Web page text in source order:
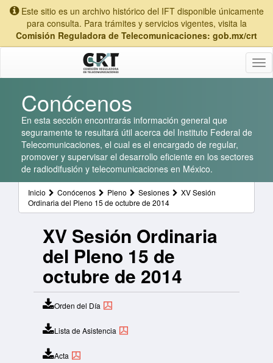
Este sitio es un archivo histórico del IFT disponible únicamente
para consulta. Para trámites y servicios vigentes, visita la
Comisión Reguladora de Telecomunicaciones: gob.mx/crt
Conócenos
En esta sección encontrarás información general que
seguramente te resultará útil acerca del Instituto Federal de
Telecomunicaciones, el cual es el encargado de regular,
promover y supervisar el desarrollo eficiente en los sectores
de radiodifusión y telecomunicaciones en México.
Inicio Conócenos Pleno Sesiones
XV Sesión
Ordinaria del Pleno 15 de octubre de 2014
XV Sesión Ordinaria
del Pleno 15 de
octubre de 2014
Orden del Día
Lista de Asistencia
Acta